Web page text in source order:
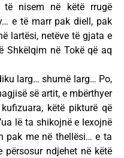
të nisem në këtë rrugë
e të marr pak diell, pak
lartësi, netëve të gjata e
Shkëlqim në Tokë që aq
larg… shumë larg… Po,
së artit, e mbërthyer
këtë pikturë që
lë ta shikojnë e lexojnë
pak me në thellësi… e ta
përsosur ndjehet në këtë